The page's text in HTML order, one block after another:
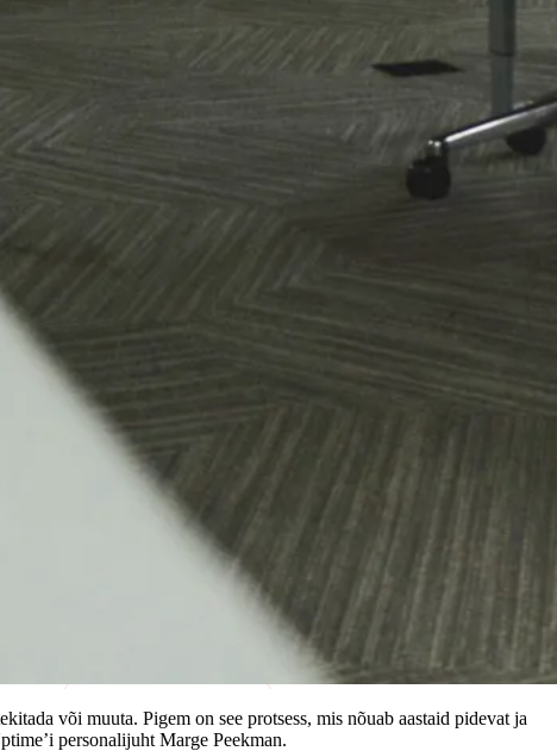
või muuta. Pigem on see protsess, mis nõuab aastaid pidevat ja
personalijuht Marge Peekman.